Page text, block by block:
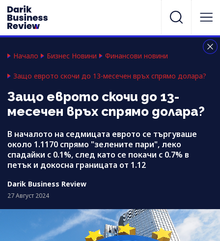
Начало Бизнес Новини Финансови новини
Защо еврото скочи до 13-месечен връх спрямо долара?
Защо еврото скочи до 13-
месечен връх спрямо долара?
В началото на седмицата еврото се търгуваше
около 1.1170 спрямо "зелените пари", леко
спадайки с 0.1%, след като се покачи с 0.7% в
петък и докосна границата от 1.12
Darik Business Review
27 Август 2024